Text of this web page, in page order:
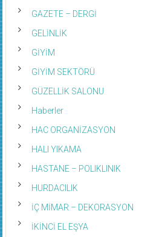
GAZETE – DERGİ
GELİNLİK
GİYİM
GİYİM SEKTÖRÜ
GÜZELLİK SALONU
Haberler
HAC ORGANİZASYON
HALI YIKAMA
HASTANE – POLIKLINIK
HURDACILIK
İÇ MİMAR – DEKORASYON
İKİNCİ EL EŞYA